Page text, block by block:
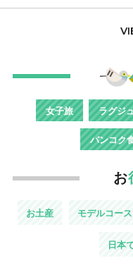
女子旅 ラグジ
バンコク
お
お土産 モデルコース
日本